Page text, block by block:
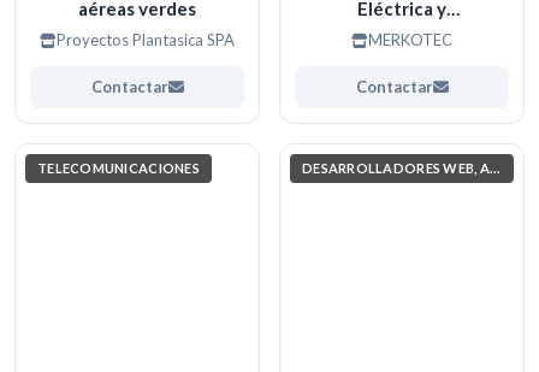
aéreas verdes
Proyectos Plantasica SPA
Contactar
Eléctrica y
Automatización
MERKOTEC
Contactar
TELECOMUNICACIONES DESARROLLADORES WEB, APPS. (PROGRAMACIÓN)